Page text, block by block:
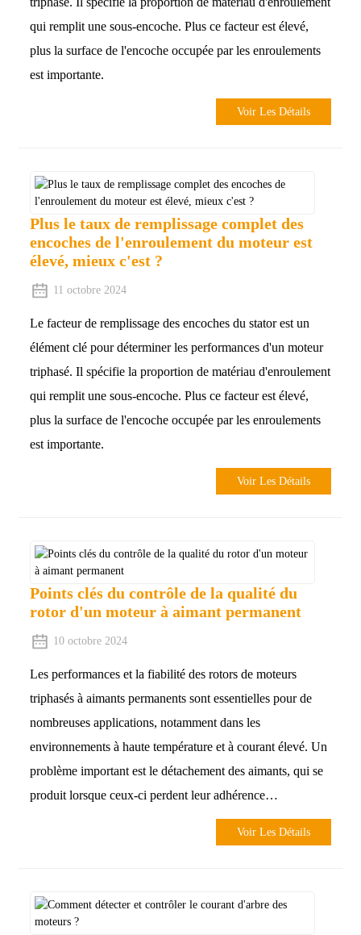
qui remplit une sous-encoche. Plus ce facteur est élevé,
plus la surface de l'encoche occupée par les enroulements
est importante.
Voir Les Détails
Plus le taux de remplissage complet des
encoches de l'enroulement du moteur est
élevé, mieux c'est ?
11 octobre 2024
Le facteur de remplissage des encoches du stator est un
élément clé pour déterminer les performances d'un moteur
triphasé. Il spécifie la proportion de matériau d'enroulement
qui remplit une sous-encoche. Plus ce facteur est élevé,
plus la surface de l'encoche occupée par les enroulements
est importante.
Voir Les Détails
Points clés du contrôle de la qualité du
rotor d'un moteur à aimant permanent
10 octobre 2024
Les performances et la fiabilité des rotors de moteurs
triphasés à aimants permanents sont essentielles pour de
nombreuses applications, notamment dans les
environnements à haute température et à courant élevé. Un
problème important est le détachement des aimants, qui se
produit lorsque ceux-ci perdent leur adhérence…
Voir Les Détails